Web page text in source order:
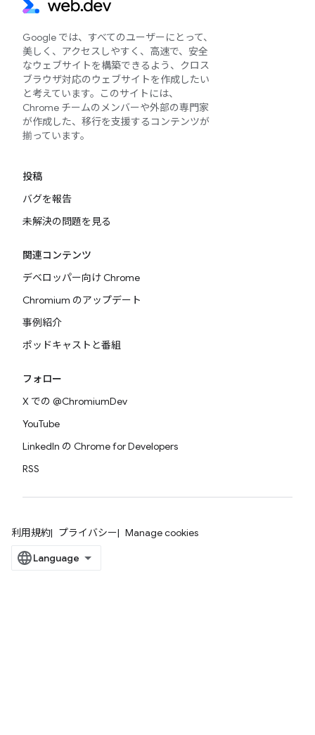
Google では、すべてのユーザーにとって、
美しく、アクセスしやすく、高速で、安全
なウェブサイトを構築できるよう、クロス
ブラウザ対応のウェブサイトを作成したい
と考えています。このサイトには、
Chrome チームのメンバーや外部の専門家
が作成した、移行を支援するコンテンツが
揃っています。
投稿
バグを報告
未解決の問題を見る
関連コンテンツ
デベロッパー向け Chrome
Chromium のアップデート
事例紹介
ポッドキャストと番組
フォロー
X での @ChromiumDev
YouTube
LinkedIn の Chrome for Developers
RSS
利用規約 プライバシー Manage cookies